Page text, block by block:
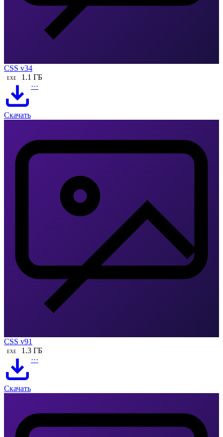
CSS v34
EXE 1.1 ГБ
Скачать
···
CSS v91
EXE 1.3 ГБ
Скачать
···